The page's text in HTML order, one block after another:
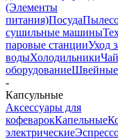
(Элементы
питания)Посуда
сушильные машины
паровые станцииУход
водыХолодильники
оборудование
-
Капсульные
Аксессуары для
кофеварокКапельные
электрические